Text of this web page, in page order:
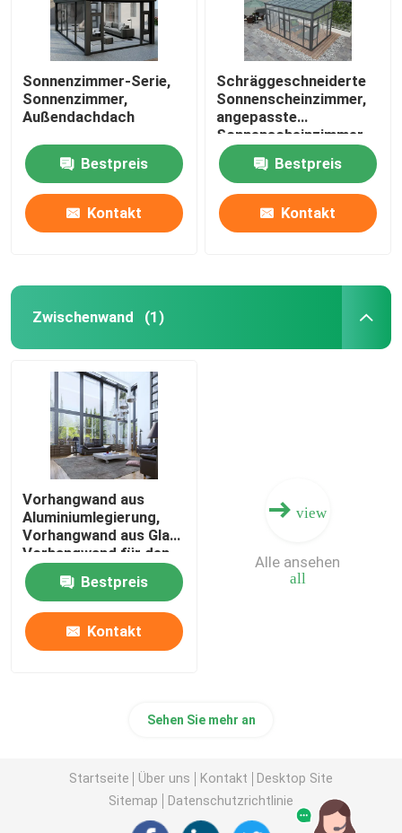
Sonnenzimmer-Serie,
Sonnenzimmer,
Außendachdach
Bestpreis
Kontakt
Schräggeschneiderte
Sonnenscheinzimmer,
angepasste
Sonnenscheinzimmer,
Brücken-Schnitt
Aluminium
Sonnenscheinzimmer,
Aluminiumlegierung
Sonnenscheinzimmer
Bestpreis
Kontakt
Zwischenwand (1)
Vorhangwand aus
Aluminiumlegierung,
Vorhangwand aus Glas,
Vorhangwand für den
Haushalt, Vorhangwand
für den technischen
Bereich, Hochwertige
Vorhangwand
Bestpreis
Kontakt
view
all
Alle ansehen
Sehen Sie mehr an
Startseite Über uns Kontakt
Desktop Site
Sitemap
Datenschutzrichtlinie